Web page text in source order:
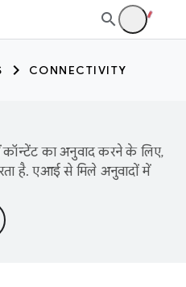
CONNECTIVITY
का अनुवाद करने के लिए,
है. एआई से मिले अनुवादों में